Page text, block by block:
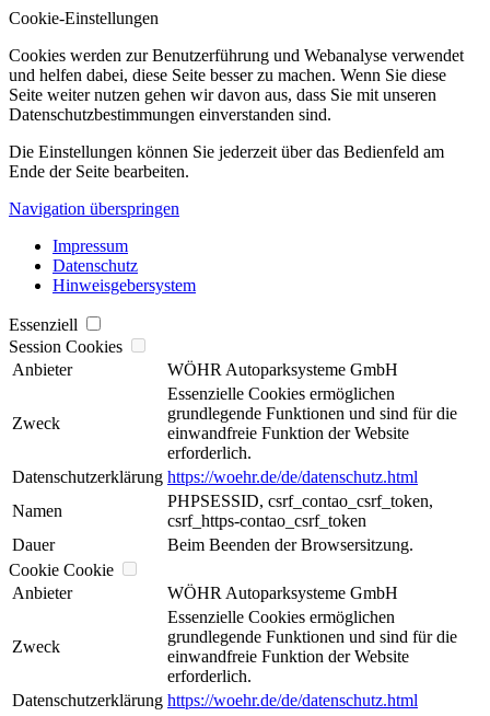
Cookie-Einstellungen
Cookies werden zur Benutzerführung und Webanalyse verwendet
und helfen dabei, diese Seite besser zu machen. Wenn Sie diese
Seite weiter nutzen gehen wir davon aus, dass Sie mit unseren
Datenschutzbestimmungen einverstanden sind.
Die Einstellungen können Sie jederzeit über das Bedienfeld am
Ende der Seite bearbeiten.
Navigation überspringen
Impressum
Datenschutz
Hinweisgebersystem
Essenziell
Session Cookies
Anbieter
WÖHR Autoparksysteme GmbH
Zweck
Essenzielle Cookies ermöglichen
grundlegende Funktionen und sind für die
einwandfreie Funktion der Website
erforderlich.
Datenschutzerklärung https://woehr.de/de/datenschutz.html
Namen
PHPSESSID, csrf_contao_csrf_token,
csrf_https-contao_csrf_token
Dauer
Beim Beenden der Browsersitzung.
Cookie Cookie
Anbieter
WÖHR Autoparksysteme GmbH
Zweck
Essenzielle Cookies ermöglichen
grundlegende Funktionen und sind für die
einwandfreie Funktion der Website
erforderlich.
Datenschutzerklärung https://woehr.de/de/datenschutz.html